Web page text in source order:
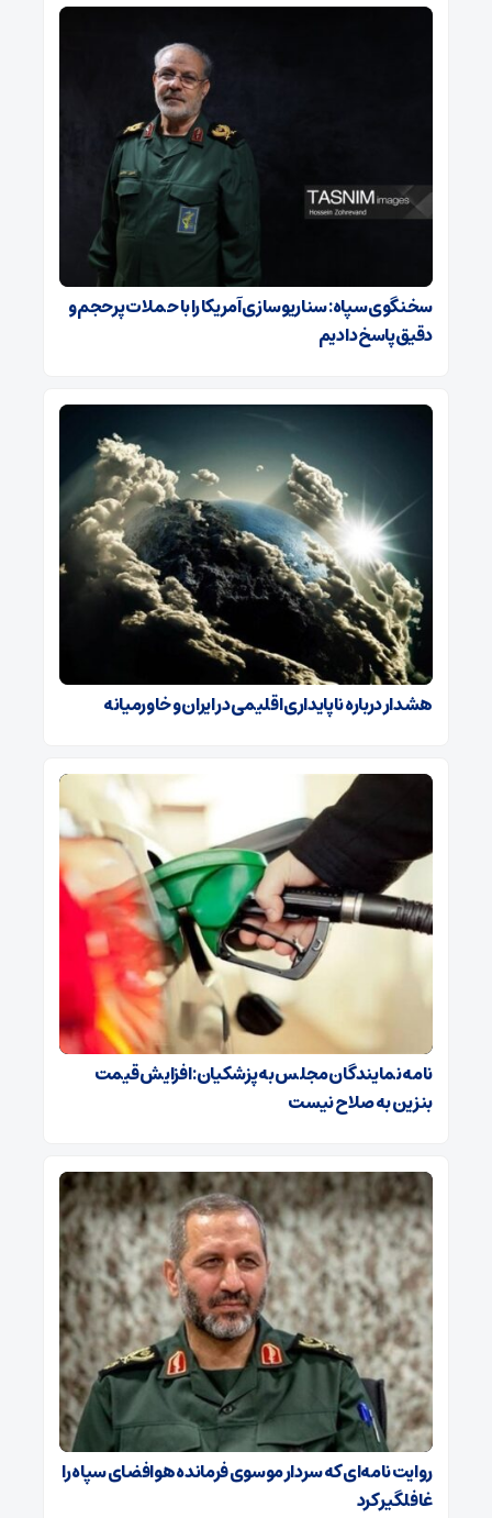
سخنگوی سپاه: سناریوسازی آمریکا را با حملات پرحجم‌‌ و
دقیق‌ پاسخ دادیم
هشدار درباره ناپایداری اقلیمی در ایران و خاورمیانه
نامه نمایندگان مجلس به پزشکیان: افزایش قیمت
بنزین به صلاح نیست
روایت نامه‌ای که سردار موسوی فرمانده هوافضای سپاه را
غافلگیر کرد